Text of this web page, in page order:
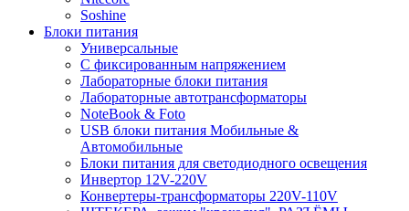
Soshine
Блоки питания
Универсальные
C фиксированным напряжением
Лабораторные блоки питания
Лабораторные автотрансформаторы
NoteBook & Foto
USB блоки питания Мобильные &
Автомобильные
Блоки питания для светодиодного освещения
Инвертор 12V-220V
Конвертеры-трансформаторы 220V-110V